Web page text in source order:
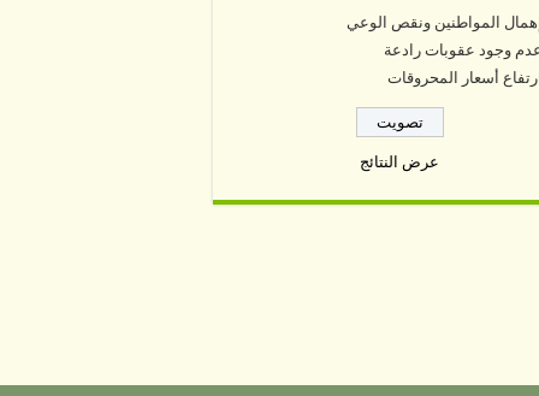
المواطنين ونقص الوعي
وجود عقوبات رادعة
أسعار المحروقات
عرض النتائج